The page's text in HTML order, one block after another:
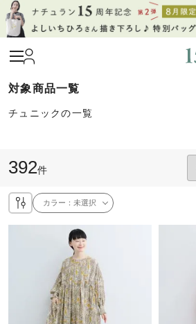
チュニックの一覧
392件
カラー：未選択